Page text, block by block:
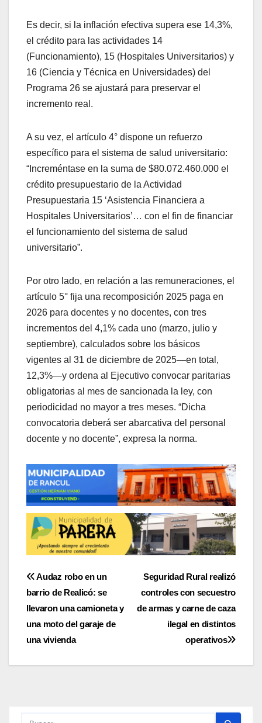
Es decir, si la inflación efectiva supera ese 14,3%,
el crédito para las actividades 14
(Funcionamiento), 15 (Hospitales Universitarios) y
16 (Ciencia y Técnica en Universidades) del
Programa 26 se ajustará para preservar el
incremento real.
A su vez, el artículo 4° dispone un refuerzo
específico para el sistema de salud universitario:
“Increméntase en la suma de $80.072.460.000 el
crédito presupuestario de la Actividad
Presupuestaria 15 ‘Asistencia Financiera a
Hospitales Universitarios’… con el fin de financiar
el funcionamiento del sistema de salud
universitario”.
Por otro lado, en relación a las remuneraciones, el
artículo 5° fija una recomposición 2025 paga en
2026 para docentes y no docentes, con tres
incrementos del 4,1% cada uno (marzo, julio y
septiembre), calculados sobre los básicos
vigentes al 31 de diciembre de 2025—en total,
12,3%—y ordena al Ejecutivo convocar paritarias
obligatorias al mes de sancionada la ley, con
periodicidad no mayor a tres meses. “Dicha
convocatoria deberá ser abarcativa del personal
docente y no docente”, expresa la norma.
Navegación
de
entradas
Seguridad Rural realizó
controles con secuestro
de armas y carne de caza
ilegal en distintos
operativos
Audaz robo en un
barrio de Realicó: se
llevaron una camioneta y
una moto del garaje de
una vivienda